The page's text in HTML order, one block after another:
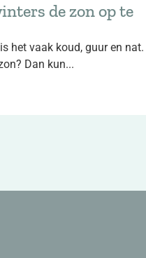
de zon op te
het vaak koud, guur en nat.
Dan kun...